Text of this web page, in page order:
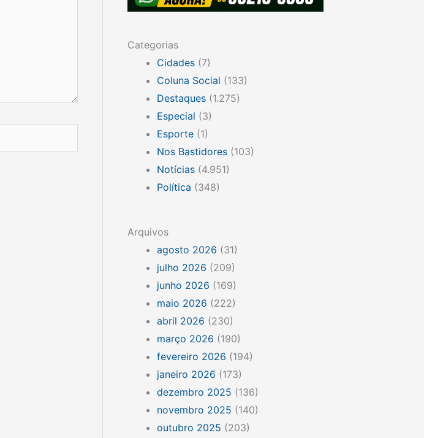
Categorias
Cidades (7)
Coluna Social (133)
Destaques (1.275)
Especial (3)
Esporte (1)
Nos Bastidores (103)
Notícias (4.951)
Política (348)
Arquivos
agosto 2026 (31)
julho 2026 (209)
junho 2026 (169)
maio 2026 (222)
abril 2026 (230)
março 2026 (190)
fevereiro 2026 (194)
janeiro 2026 (173)
dezembro 2025 (136)
novembro 2025 (140)
outubro 2025 (203)